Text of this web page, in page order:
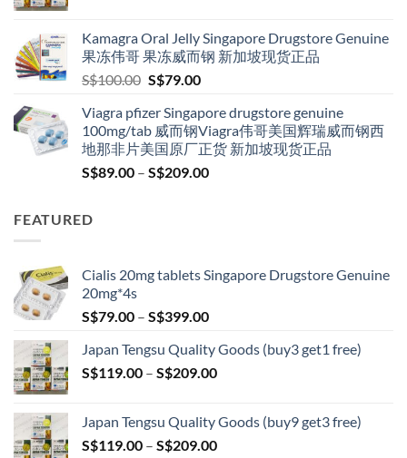
through
S$209.00
Kamagra Oral Jelly Singapore Drugstore Genuine
果冻伟哥 果冻威而钢 新加坡现货正品
S$100.00 Original
was:
S$100.00.
S$79.00Current
is:
S$79.00.
Viagra pfizer Singapore drugstore genuine
100mg/tab 威而钢Viagra伟哥美国辉瑞威而钢西
地那非片美国原厂正货 新加坡现货正品
S$89.00 – S$209.00Price
FEATURED
Cialis 20mg tablets Singapore Drugstore Genuine
20mg*4s
S$79.00 – S$399.00Price
S$79.00
through
Japan Tengsu Quality Goods (buy3 get1 free)
S$119.00 – S$209.00Price
through
S$209.00
Japan Tengsu Quality Goods (buy9 get3 free)
S$119.00 – S$209.00Price